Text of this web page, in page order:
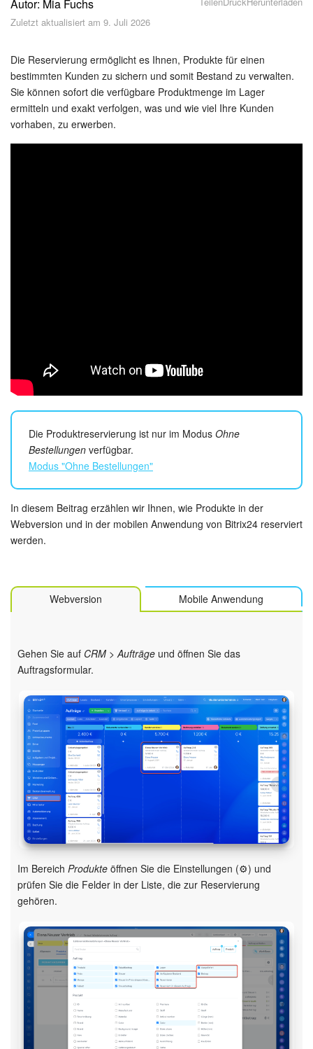
Sicherheit
Feed
Abonnement
Aufgaben und Projekte
Buchung
KI in Bitrix24
Elektronische Unterschrift für HR
Bestandsverwaltung
Mitarbeiter-Widget
Marketing
Vertriebsstelle
CRM-Analytik
BI-Builder
Automatisierung
Workflows
Mitarbeiter
Onlineshop
Websites
Anwendungen
Wissensbasis
Autor: Mia Fuchs
Zuletzt aktualisiert am 9. Juli 2026
Die Reservierung ermöglicht es Ihnen, Produkte für einen
bestimmten Kunden zu sichern und somit Bestand zu verwalten.
Sie können sofort die verfügbare Produktmenge im Lager
ermitteln und exakt verfolgen, was und wie viel Ihre Kunden
vorhaben, zu erwerben.
Die Produktreservierung ist nur im Modus Ohne
Bestellungen verfügbar.
Modus "Ohne Bestellungen"
In diesem Beitrag erzählen wir Ihnen, wie Produkte in der
Webversion und in der mobilen Anwendung von Bitrix24 reserviert
werden.
Webversion Mobile Anwendung
Gehen Sie auf CRM > Aufträge und öffnen Sie das
Auftragsformular.
Im Bereich Produkte öffnen Sie die Einstellungen (⚙️) und
prüfen Sie die Felder in der Liste, die zur Reservierung
gehören.